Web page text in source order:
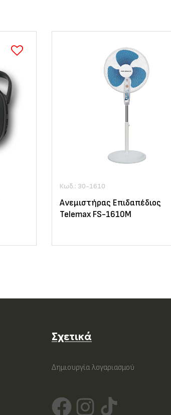
Κωδ.: 30-1610
Ανεμιστήρας Επιδαπέδιος
Telemax FS-1610M
Σχετικά
Δημιουργία λογαριασμού